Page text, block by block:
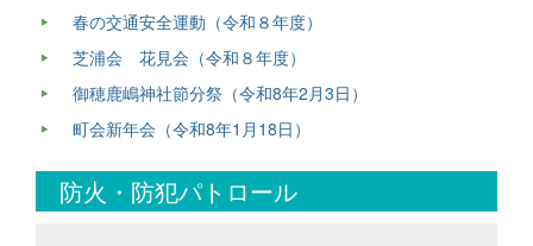
春の交通安全運動（令和８年度）
芝浦会 花見会（令和８年度）
御穂鹿嶋神社節分祭（令和8年2月3日）
町会新年会（令和8年1月18日）
防火・防犯パトロール